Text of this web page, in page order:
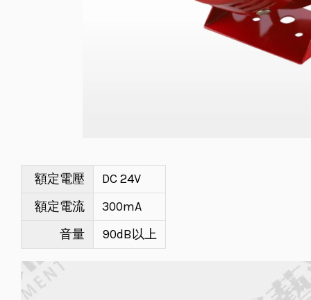
額定電壓
DC 24V
額定電流
300mA
音量
90dB以上